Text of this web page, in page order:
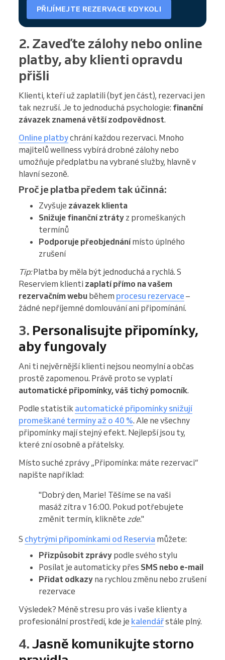
PŘIJÍMEJTE REZERVACE KDYKOLI
2. Zaveďte zálohy nebo online
platby, aby klienti opravdu
přišli
Klienti, kteří už zaplatili (byť jen část), rezervaci jen
tak nezruší. Je to jednoduchá psychologie: finanční
závazek znamená větší zodpovědnost.
Online platbychrání každou rezervaci. Mnoho
majitelů wellness vybírá drobné zálohy nebo
umožňuje předplatbu na vybrané služby, hlavně v
hlavní sezoně.
Proč je platba předem tak účinná:
Zvyšuje závazek klienta
Snižuje finanční ztráty z promeškaných
termínů
Podporuje přeobjednánímísto úplného
zrušení
Tip:Platba by měla být jednoduchá a rychlá. S
Reserviem klienti zaplatí přímo na vašem
rezervačním webu během procesu rezervace –
žádné nepříjemné domlouvání ani připomínání.
3. Personalisujte připomínky,
aby fungovaly
Ani ti nejvěrnější klienti nejsou neomylní a občas
prostě zapomenou. Právě proto se vyplatí
automatické připomínky, váš tichý pomocník.
Podle statistik automatické připomínky snižují
promeškané termíny až o 40 %. Ale ne všechny
připomínky mají stejný efekt. Nejlepší jsou ty,
které zní osobně a přátelsky.
Místo suché zprávy „Připomínka: máte rezervaci“
napište například:
"Dobrý den, Marie! Těšíme se na vaši
masáž zítra v 16:00. Pokud potřebujete
změnit termín, klikněte zde."
S chytrými připomínkami od Reservia můžete:
Přizpůsobit zprávy podle svého stylu
Posílat je automaticky přes SMS nebo e-mail
Přidat odkazy na rychlou změnu nebo zrušení
rezervace
Výsledek? Méně stresu pro vás i vaše klienty a
profesionální prostředí, kde je kalendářstále plný.
4.Jasně komunikujte storno